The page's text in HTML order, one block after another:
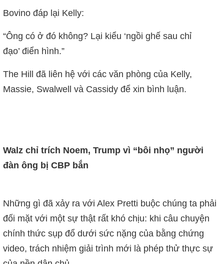
Bovino đáp lại Kelly:
“Ông có ở đó không? Lại kiểu ‘ngồi ghế sau chỉ
đạo’ điển hình.”
The Hill đã liên hệ với các văn phòng của Kelly,
Massie, Swalwell và Cassidy để xin bình luận.
Walz chỉ trích Noem, Trump vì “bôi nhọ” người
đàn ông bị CBP bắn
Những gì đã xảy ra với Alex Pretti buộc chúng ta phải
đối mặt với một sự thật rất khó chịu: khi câu chuyện
chính thức sụp đổ dưới sức nặng của bằng chứng
video, trách nhiệm giải trình mới là phép thử thực sự